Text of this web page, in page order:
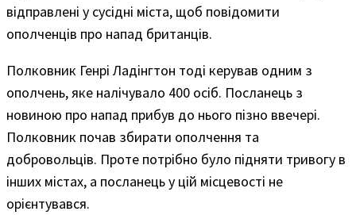
відправлені у сусідні міста, щоб повідомити
ополченців про напад британців.
Полковник Генрі Ладінгтон тоді керував одним з
ополчень, яке налічувало 400 осіб. Посланець з
новиною про напад прибув до нього пізно ввечері.
Полковник почав збирати ополчення та
добровольців. Проте потрібно було підняти тривогу в
інших містах, а посланець у цій місцевості не
орієнтувався.